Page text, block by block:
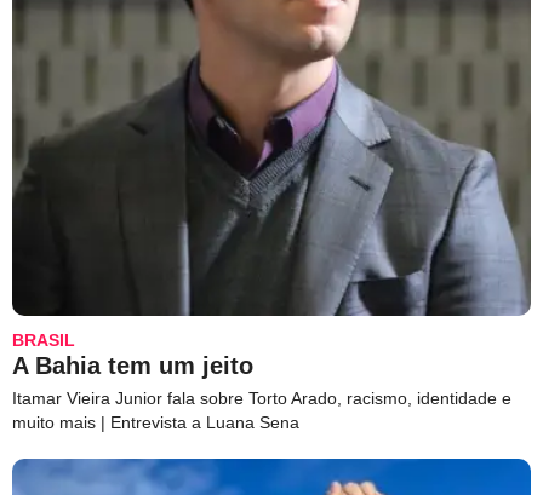
BRASIL
A Bahia tem um jeito
Itamar Vieira Junior fala sobre Torto Arado, racismo, identidade e
muito mais | Entrevista a Luana Sena